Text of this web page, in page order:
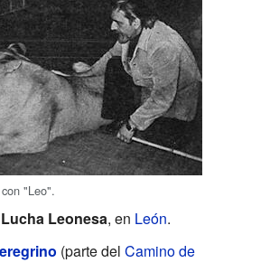
"Leo".
Lucha Leonesa, en León.
(parte del Camino de